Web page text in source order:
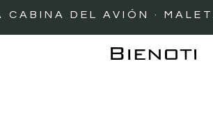
DEL AVIÓN · MALETAS